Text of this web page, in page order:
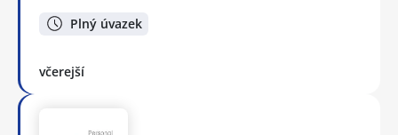
Plný úvazek
včerejší